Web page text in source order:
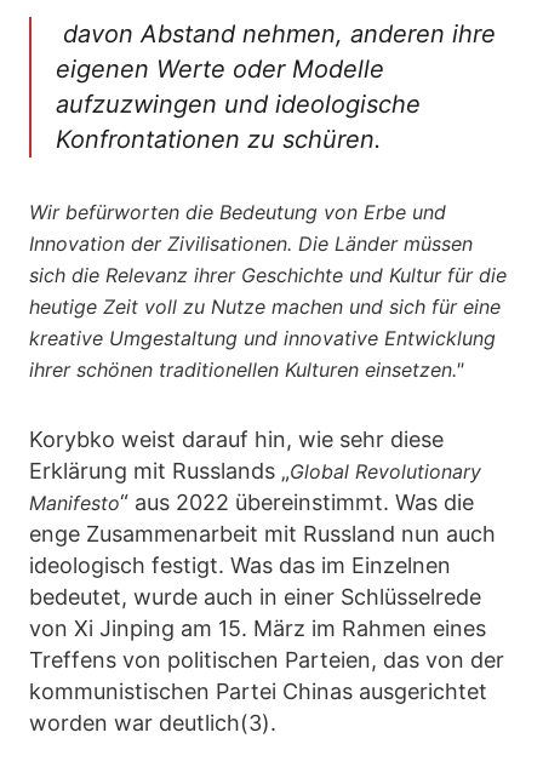
davon Abstand nehmen, anderen ihre
eigenen Werte oder Modelle
aufzuzwingen und ideologische
Konfrontationen zu schüren.
Wir befürworten die Bedeutung von Erbe und
Innovation der Zivilisationen. Die Länder müssen
sich die Relevanz ihrer Geschichte und Kultur für die
heutige Zeit voll zu Nutze machen und sich für eine
kreative Umgestaltung und innovative Entwicklung
ihrer schönen traditionellen Kulturen einsetzen."
Korybko weist darauf hin, wie sehr diese
Erklärung mit Russlands „Global Revolutionary
Manifesto“ aus 2022 übereinstimmt. Was die
enge Zusammenarbeit mit Russland nun auch
ideologisch festigt. Was das im Einzelnen
bedeutet, wurde auch in einer Schlüsselrede
von Xi Jinping am 15. März im Rahmen eines
Treffens von politischen Parteien, das von der
kommunistischen Partei Chinas ausgerichtet
worden war deutlich(3).